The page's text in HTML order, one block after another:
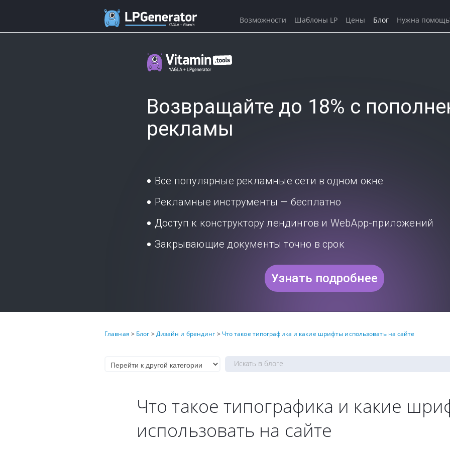
Возвращайте до 18% с
рекламы
Все популярные рекламные сети в одном окне
Рекламные инструменты — бесплатно
Доступ к конструктору лендингов и WebApp-приложений
Закрывающие документы точно в срок
Узнать подробнее
Главная > Блог >Дизайн и брендинг > Что такое типографика и какие шрифты использовать на сайте
Что такое типографика и какие
использовать на сайте
Возможности Шаблоны LP Цены Блог Нужна